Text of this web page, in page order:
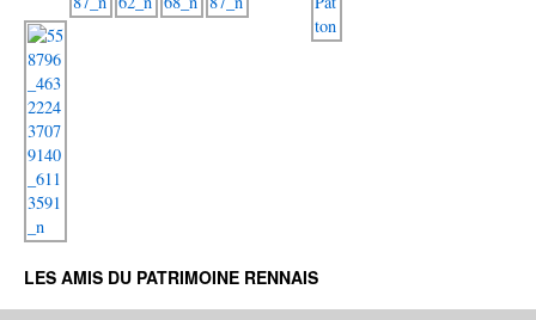
LES AMIS DU PATRIMOINE RENNAIS